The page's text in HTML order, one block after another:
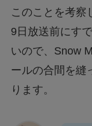
このことを考察
9日放送前にす
いので、Snow
ールの合間を縫
ります。